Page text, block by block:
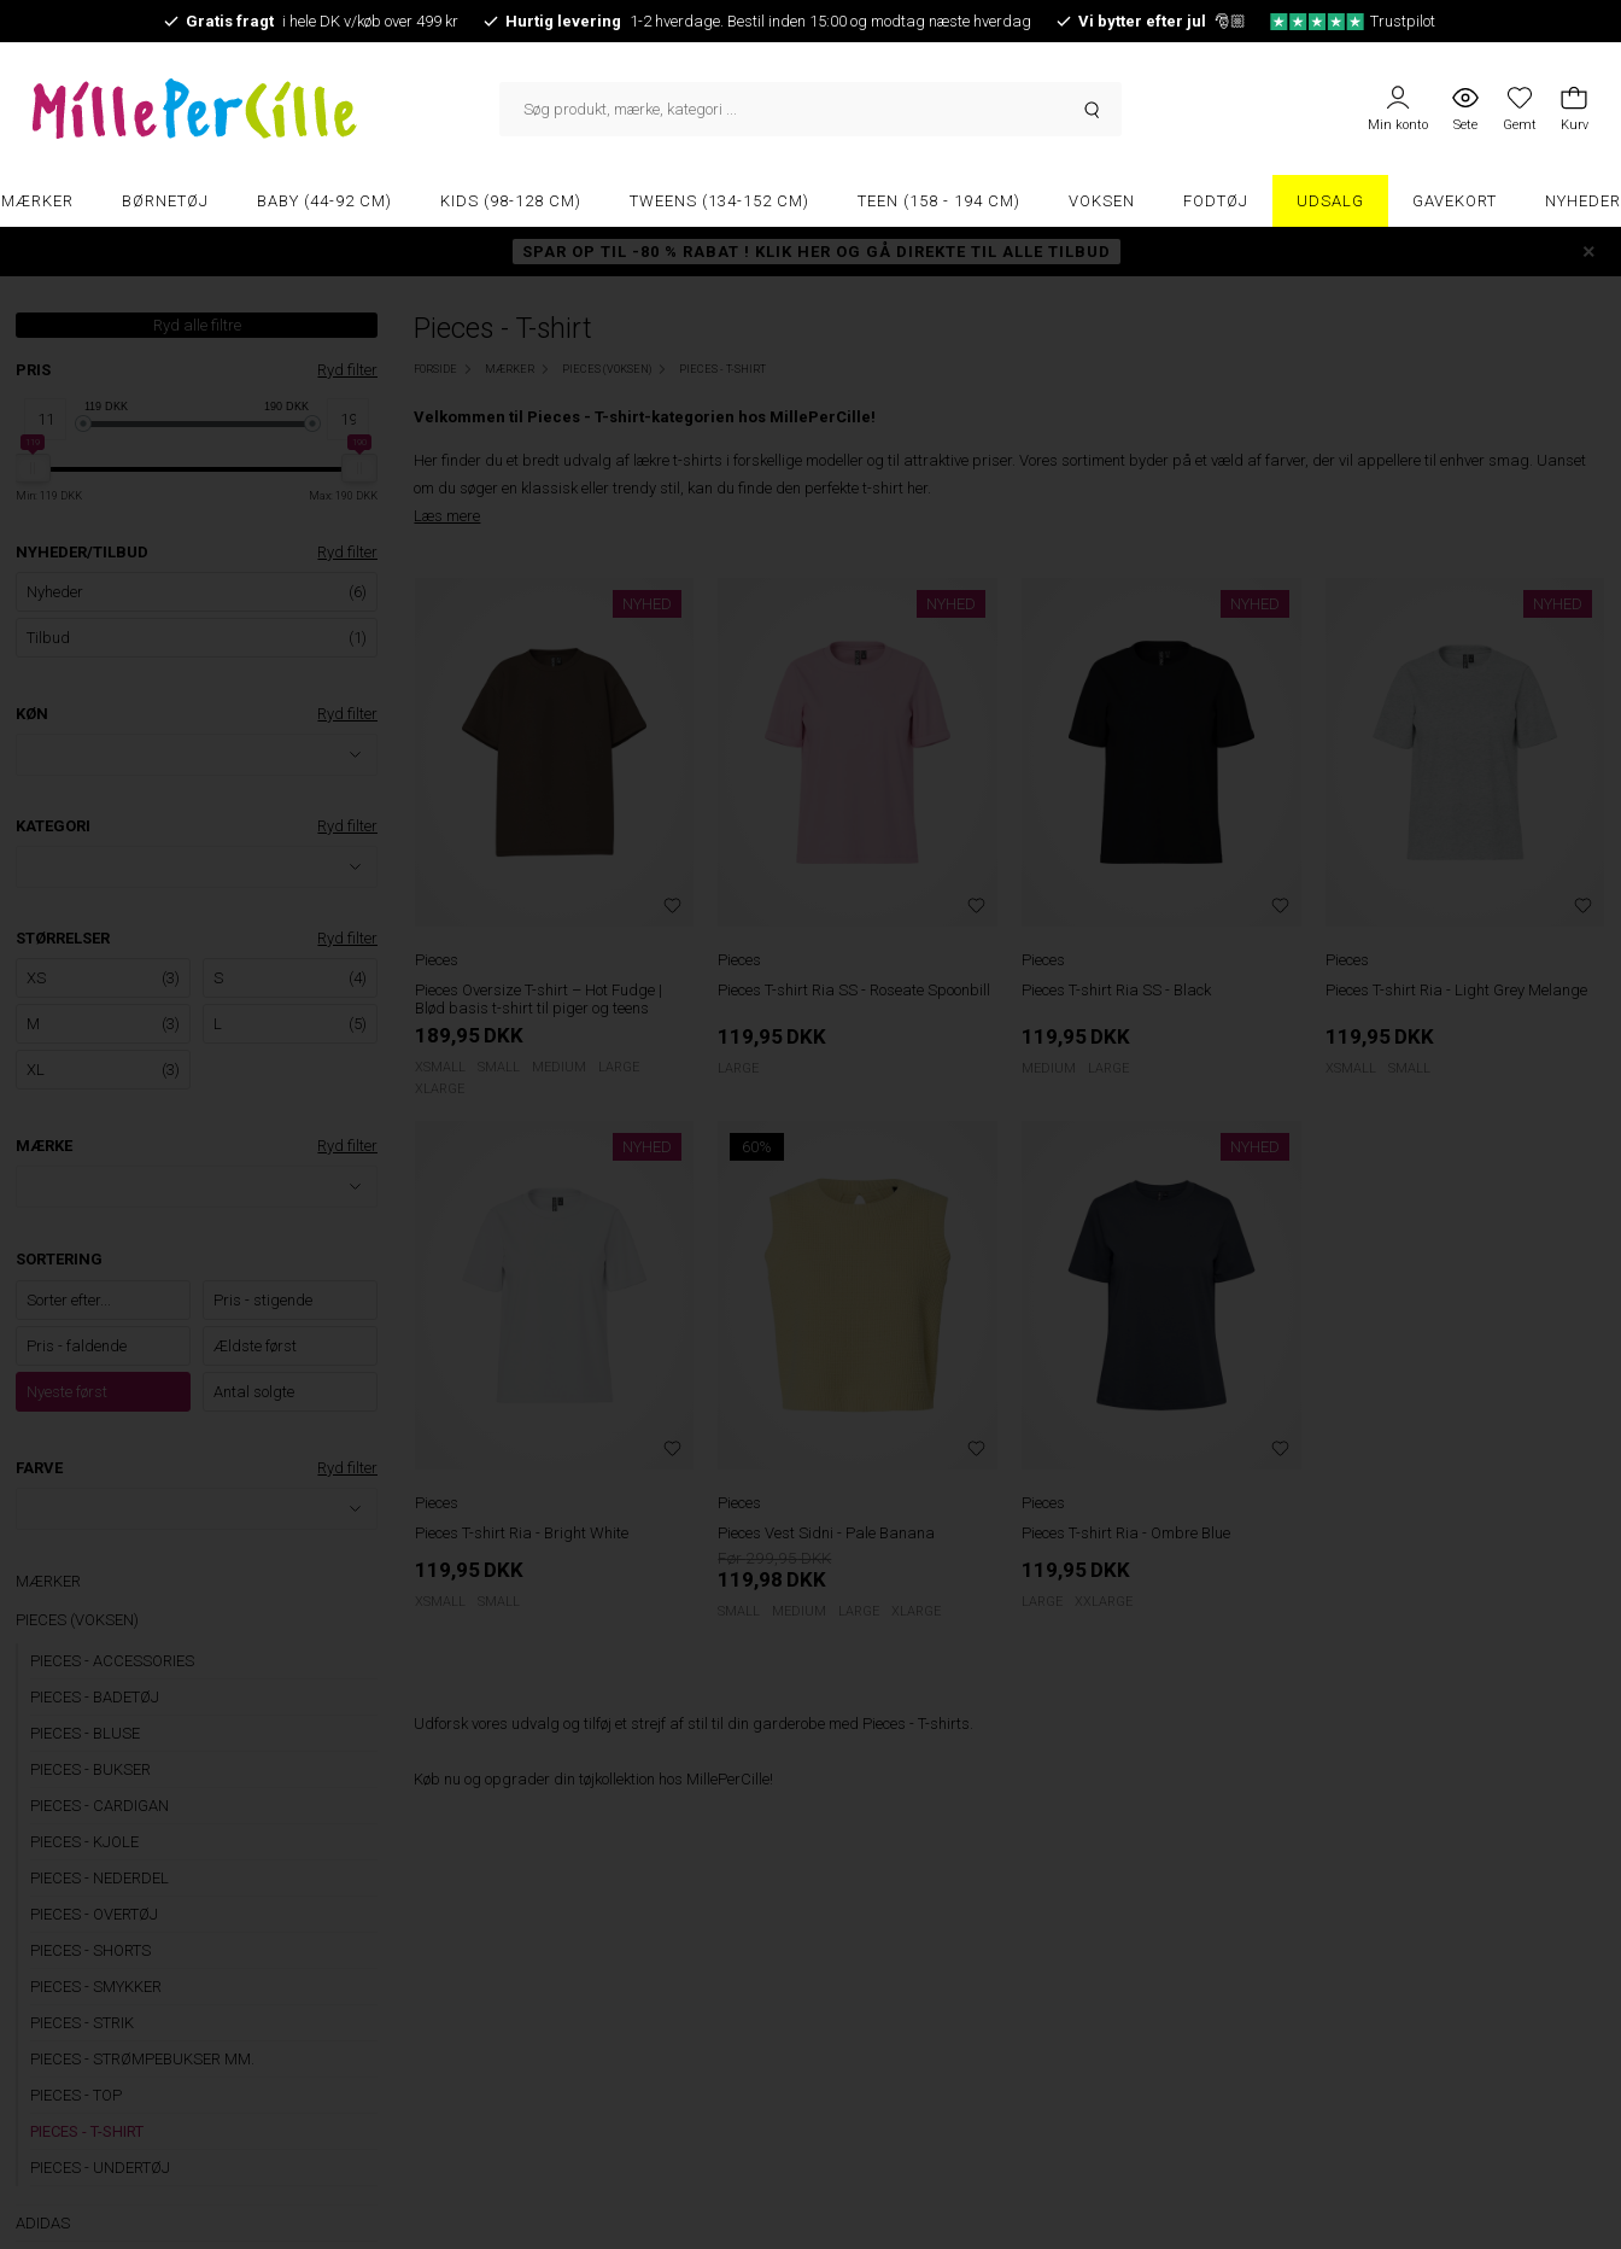
Gratis fragt i hele DK v/køb over 499 kr Hurtig levering 1-2 hverdage. Bestil inden 15:00 og modtag næste hverdag Vi bytter efter jul 🎅🏼 Trustpilot
Min konto Sete Gemt Kurv
MÆRKER BØRNETØJ BABY (44-92 CM) KIDS (98-128 CM) TWEENS (134-152 CM) TEEN (158 - 194 CM) VOKSEN FODTØJ UDSALG GAVEKORT NYHEDER
SPAR OP TIL -80 % RABAT ! KLIK HER OG GÅ DIREKTE TIL ALLE TILBUD
Ryd alle filtre
PRIS Ryd filter
119 DKK 190 DKK
119 190
Min: 119 DKK Max: 190 DKK
NYHEDER/TILBUD Ryd filter
Nyheder (6)
Tilbud (1)
KØN Ryd filter
KATEGORI Ryd filter
STØRRELSER Ryd filter
XS (3) S (4)
M (3) L (5)
XL (3)
MÆRKE Ryd filter
SORTERING
Sorter efter... Pris - stigende
Pris - faldende Ældste først
Nyeste først Antal solgte
FARVE Ryd filter
MÆRKER
PIECES (VOKSEN)
PIECES - ACCESSORIES
PIECES - BADETØJ
PIECES - BLUSE
PIECES - BUKSER
PIECES - CARDIGAN
PIECES - KJOLE
PIECES - NEDERDEL
PIECES - OVERTØJ
PIECES - SHORTS
PIECES - SMYKKER
PIECES - STRIK
PIECES - STRØMPEBUKSER MM.
PIECES - TOP
PIECES - T-SHIRT
PIECES - UNDERTØJ
ADIDAS
Pieces - T-shirt
FORSIDE MÆRKER PIECES (VOKSEN) PIECES - T-SHIRT
Velkommen til Pieces - T-shirt-kategorien hos MillePerCille!
Her finder du et bredt udvalg af lækre t-shirts i forskellige modeller og til attraktive priser. Vores sortiment byder på et væld af farver, der vil appellere til enhver smag. Uanset
om du søger en klassisk eller trendy stil, kan du finde den perfekte t-shirt her.
Læs mere
NYHED
Pieces
Pieces Oversize T-shirt – Hot Fudge |
Blød basis t-shirt til piger og teens
189,95 DKK
XSMALL SMALL MEDIUM
LARGE
XLARGE
NYHED
Pieces
Pieces T-shirt Ria SS - Roseate Spoonbill
119,95 DKK
LARGE
NYHED
Pieces
Pieces T-shirt Ria SS - Black
119,95 DKK
LARGE
NYHED
Pieces
Pieces T-shirt Ria - Light Grey Melange
119,95 DKK
XSMALL SMALL
NYHED
Pieces
Pieces T-shirt Ria - Bright White
119,95 DKK
XSMALL SMALL
60%
Pieces
Pieces Vest Sidni - Pale Banana
299,95
119,98 DKK
SMALL MEDIUM LARGE XLARGE
NYHED
Pieces
Pieces T-shirt Ria - Ombre Blue
119,95 DKK
LARGE XXLARGE
Udforsk vores udvalg og tilføj et strejf af stil til din garderobe med Pieces - T-shirts.
Køb nu og opgrader din tøjkollektion hos MillePerCille!